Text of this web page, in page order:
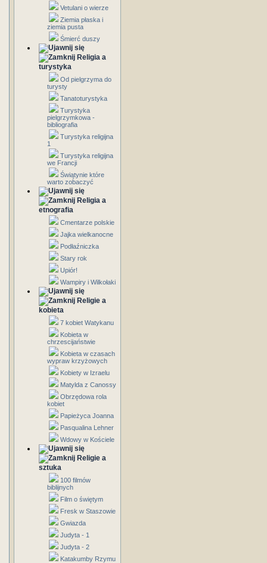
Vetulani o wierze
Ziemia płaska i
ziemia pusta
Śmierć duszy
Religia a
turystyka
Od pielgrzyma do
turysty
Tanatoturystyka
Turystyka
pielgrzymkowa -
bibliografia
Turystyka religijna
1
Turystyka religijna
we Francji
Świątynie które
warto zobaczyć
Religia a
etnografia
Cmentarze polskie
Jajka wielkanocne
Podłaźniczka
Stary rok
Upiór!
Wampiry i Wilkołaki
Religie a
kobieta
7 kobiet Watykanu
Kobieta w
chrzescijaństwie
Kobieta w czasach
wypraw krzyżowych
Kobiety w Izraelu
Matylda z Canossy
Obrzędowa rola
kobiet
Papieżyca Joanna
Pasqualina Lehner
Wdowy w Kościele
Religie a
sztuka
100 filmów
biblijnych
Film o świętym
Fresk w Staszowie
Gwiazda
Judyta - 1
Judyta - 2
Katakumby Rzymu